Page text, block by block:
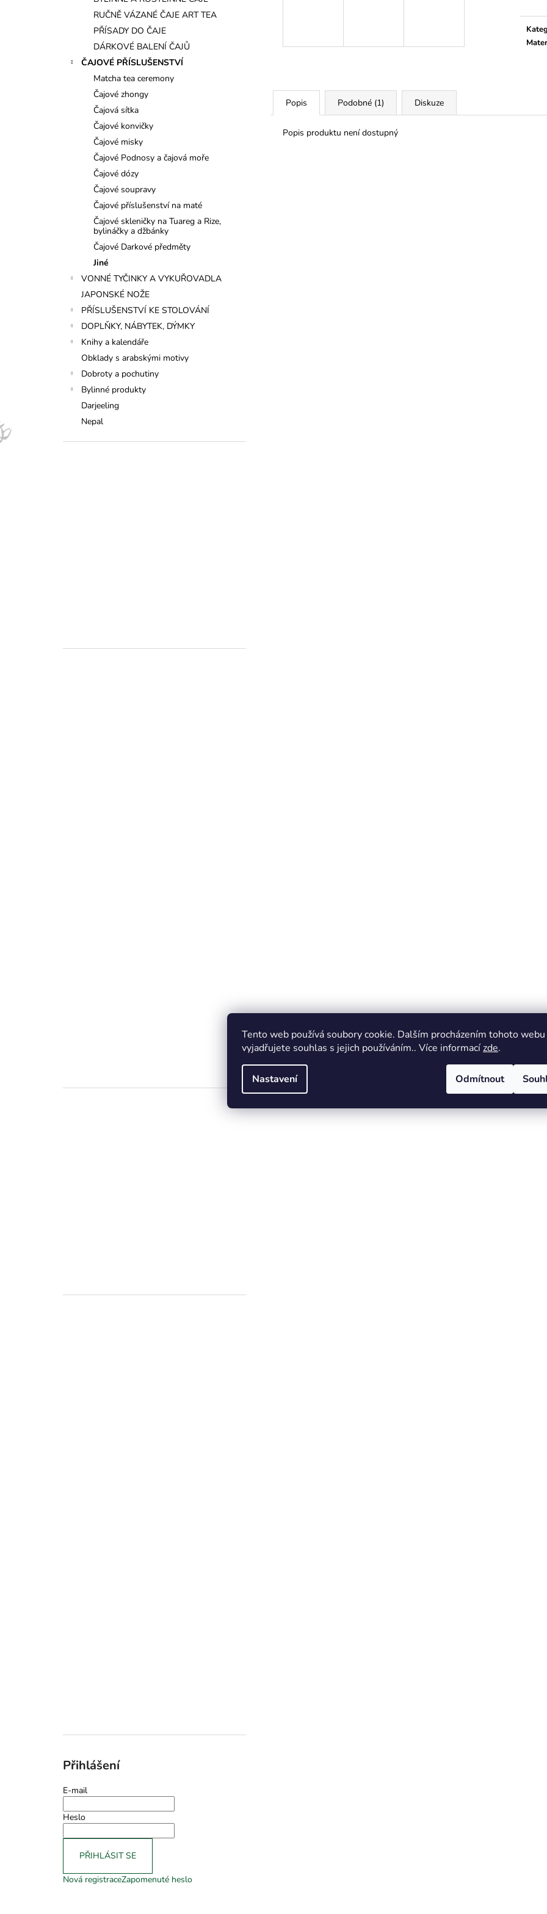
Tento web používá soubory cookie. Dalším procházením tohoto webu
vyjadřujete souhlas s jejich používáním.. Více informacízde.
Nastavení Odmítnout
RUČNĚ VÁZANÉ ČAJE ART TEA
PŘÍSADY DO ČAJE
DÁRKOVÉ BALENÍ ČAJŮ
ČAJOVÉ PŘÍSLUŠENSTVÍ
Matcha tea ceremony
Čajové zhongy
Čajová sítka
Čajové konvičky
Čajové misky
Čajové Podnosy a čajová moře
Čajové dózy
Čajové soupravy
Čajové příslušenství na maté
Čajové skleničky na Tuareg a Rize,
bylináčky a džbánky
Čajové Darkové předměty
Jiné
VONNÉ TYČINKY A VYKUŘOVADLA
JAPONSKÉ NOŽE
PŘÍSLUŠENSTVÍ KE STOLOVÁNÍ
DOPLŇKY, NÁBYTEK, DÝMKY
Knihy a kalendáře
Obklady s arabskými motivy
Dobroty a pochutiny
Bylinné produkty
Darjeeling
Nepal
Přihlášení
E-mail
Heslo
PŘIHLÁSIT SE
Nová registraceZapomenuté heslo
Popis Podobné (1) Diskuze
Popis produktu není dostupný